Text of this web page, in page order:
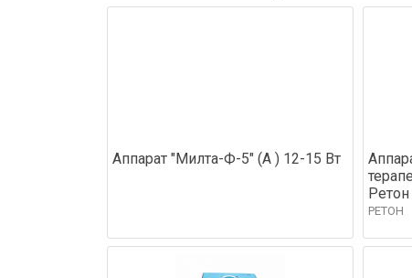
Аппарат "Милта-Ф-5" (А ) 12-15 Вт
РЕТОН